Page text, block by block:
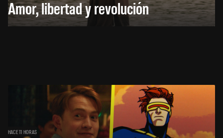
Amor, libertad y revolución
HACE 11 HORAS